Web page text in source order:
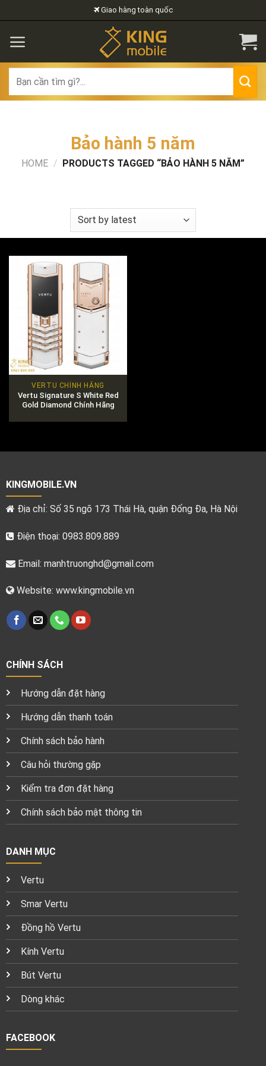
to
content
Giao hàng toàn quốc
for:
Bảo hành 5 năm
HOME / PRODUCTS TAGGED “BẢO HÀNH 5 NĂM”
VERTU CHÍNH HÃNG
Vertu Signature S White Red
Gold Diamond Chính Hãng
KINGMOBILE.VN
Địa chỉ: Số 35 ngõ 173 Thái Hà, quận Đống Đa, Hà Nội
Điện thoại: 0983.809.889
Email: manhtruonghd@gmail.com
Website: www.kingmobile.vn
CHÍNH SÁCH
Hướng dẫn đặt hàng
Hướng dẫn thanh toán
Chính sách bảo hành
Câu hỏi thường gặp
Kiểm tra đơn đặt hàng
Chính sách bảo mật thông tin
DANH MỤC
Vertu
Smar Vertu
Đồng hồ Vertu
Kính Vertu
Bút Vertu
Dòng khác
FACEBOOK